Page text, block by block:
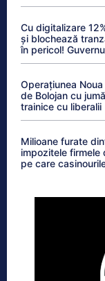
Cu digitalizare
și blochează
în pericol!
Operațiunea
de Bolojan cu
trainice cu liberalii
Milioane furate
impozitele firmele
pe care